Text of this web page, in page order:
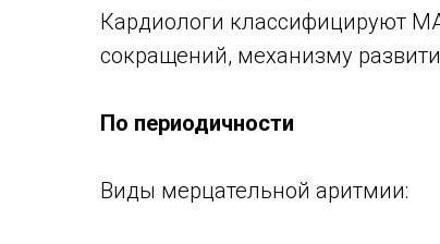
Кардиологи классифицируют
сокращений, механизму
По периодичности
Виды мерцательной аритмии: